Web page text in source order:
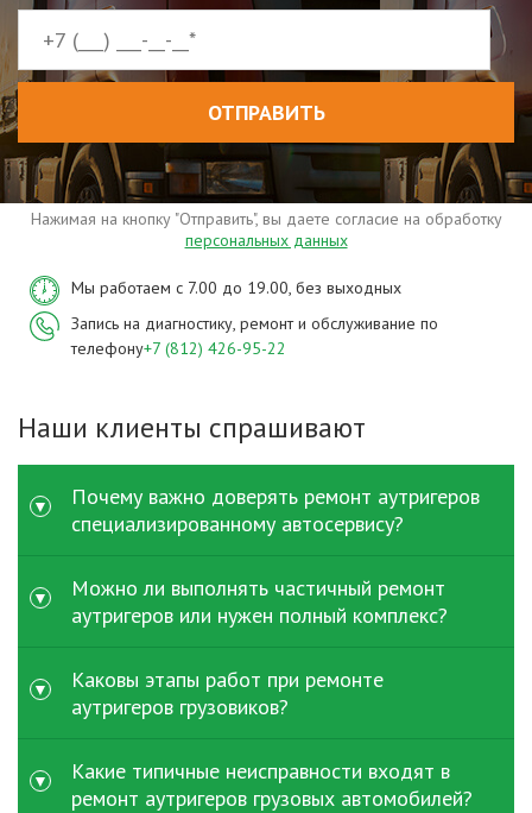
ОТПРАВИТЬ
Нажимая на кнопку "Отправить", вы даете согласие на обработку
персональных данных
Мы работаем с 7.00 до 19.00, без выходных
Запись на диагностику, ремонт и обслуживание по
телефону+7 (812) 426-95-22
Наши клиенты спрашивают
Почему важно доверять ремонт аутригеров
специализированному автосервису?
Аутригеры воспринимают значительные нагрузки при
работе спецтехники и напрямую влияют на
безопасность. При ремонт аутригеров грузовых
геометрии, качественная гидравлика и проверка
нагрузки. Специализированный сервис имеет
такого сервиса минимизирует риск и простои техники.
Можно ли выполнять частичный ремонт
аутригеров или нужен полный комплекс?
В зависимости от состояния техники возможен как
частичный ремонт аутригеров - например, замена
цилиндра или шланга - так и капитальный. Тем не
опору или крепеж, то комплексный ремонт
Каковы этапы работ при ремонте
аутригеров грузовиков?
Сначала выполняется визуальная и гидравлическая
диагностика: проверка цилиндров, шлангов,
Какие типичные неисправности входят в
ремонт аутригеров грузовых автомобилей?